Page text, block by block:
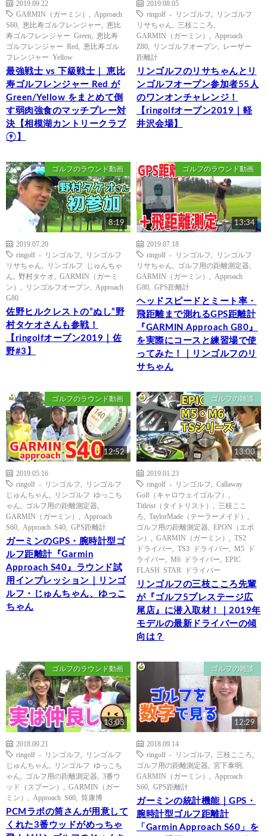
2019.09.22
GARMIN（ガーミン）
Approach
S60
恵比寿ゴルフレンジャー
恵比
寿ゴルフレンジャー Green
恵比寿
ゴルフレンジャー Red
恵比寿ゴル
フレンジャー Yellow
最強戦士 vs 下級戦士｜ 恵比
寿ゴルフレンジャー Red が
Green/Yellow をまとめて倒
す弱肉強食のマッチプレー対
決【相模湖カントリークラブ
⑨】
2019.08.05
ringolf - リンゴルフ
リンゴルフ
リサちゃん
三枝こころ
GARMIN（ガーミン）
Approach
Z80
リンゴルフオープン
レーザー
距離計
リンゴルフのリサちゃんとリ
ンゴルフオープン参加者55人
のワンオンチャレンジ！
【ringolfオープン2019｜軽
井沢会場】
ゴルフのラウンド動画
8:19
2019.07.20
ringolf - リンゴルフ
リンゴルフ
リサちゃん
リンゴルフ じゅんちゃ
ん
野村タケオ
GARMIN（ガーミ
ン）
リンゴルフオープン
Approach
G80
佐野ヒルクレストの”ぬし”野
村タケオさんも参戦！
【ringolfオープン2019｜佐
野#3】
ゴルフのラウンド動画
13:34
2019.07.18
ringolf - リンゴルフ
リンゴルフ
リサちゃん
ゴルフ用の距離測定器
GARMIN（ガーミン）
Approach
G80
GPS距離計
ヘッドスピードとミート率・
飛距離まで測れるGPS距離計
『GARMIN Approach G80』
を実際にコースと練習場で使
ってみた！｜リンゴルフのリ
サちゃん
ゴルフのラウンド動画
12:52
2019.05.16
ringolf - リンゴルフ
リンゴルフ
じゅんちゃん
リンゴルフ ゆっこち
ゃん
ゴルフ用の距離測定器
GARMIN（ガーミン）
Approach
S60
Approach S40 GPS距離計
ガーミンのGPS・腕時計型ゴ
ルフ距離計『Garmin
Approach S40』ラウンド試
用インプレッション｜リンゴ
ルフ・じゅんちゃん、ゆっこ
ちゃん
ゴルフの雑談
13:00
2019.01.23
ringolf - リンゴルフ
Callaway
Golf（キャロウェイゴルフ）
Titleist（タイトリスト）
三枝ここ
ろ
TaylorMade（テーラーメイド）
ゴルフ用の距離測定器
EPON（エポ
ン）
GARMIN（ガーミン）
TS2
ドライバー
TS3 ドライバー
M5 ド
ライバー
M6 ドライバー
EPIC
FLASH STAR ドライバー
リンゴルフの三枝こころ先輩
が『ゴルフ5プレステージ広
尾店』に潜入取材！｜2019年
モデルの最新ドライバーの傾
向は？
ゴルフのラウンド動画
13:03
2018.09.21
ringolf - リンゴルフ
リンゴルフ
じゅんちゃん
リンゴルフ ゆっこち
ゃん
ゴルフ用の距離測定器
3番ウ
ッド（スプーン）
GARMIN（ガー
ミン）
Approach S60 筒康博
PCMラボの筒さんが用意して
くれた3番ウッドがめっちゃ
ゴルフの雑談
12:29
2018.09.14
ringolf - リンゴルフ
三枝こころ
ゴルフ用の距離測定器
宮下泰明
GARMIN（ガーミン）
Approach
S60
GPS距離計
ガーミンの統計機能｜GPS・
腕時計型ゴルフ距離計
「Garmin Approach S60」を